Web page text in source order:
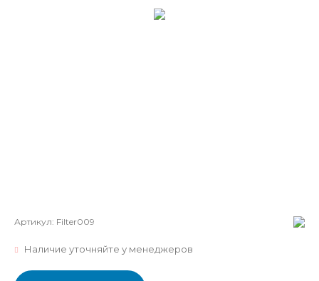
Артикул: Filter009
Наличие уточняйте у менеджеров